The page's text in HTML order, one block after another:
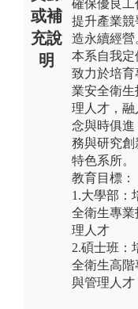
或補
充說
明
確保優良工
提升產業競
造永續經營
本系自我定
致力於培育
業安全衛生
理人才，融
念與時俱進
務與研究創
特色系所。
教育目標：
1.大學部：
全衛生專業
理人才
2.碩士班：
全衛生高階
與管理人才